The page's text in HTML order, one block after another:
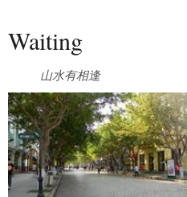
Waiting
山水有相逢